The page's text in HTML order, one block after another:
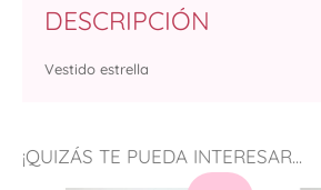
¡QUIZÁS TE PUEDA INTERESAR...
DESCRIPCIÓN
Vestido estrella